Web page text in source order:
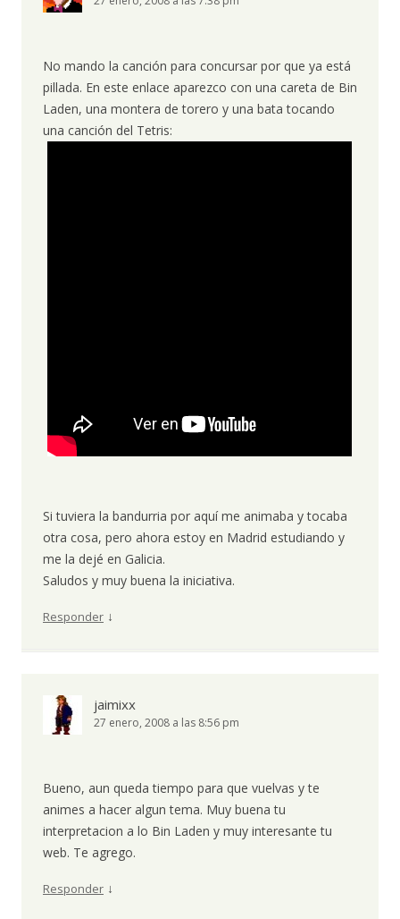
No mando la canción para concursar por que ya está
pillada. En este enlace aparezco con una careta de Bin
Laden, una montera de torero y una bata tocando
una canción del Tetris:
Si tuviera la bandurria por aquí me animaba y tocaba
otra cosa, pero ahora estoy en Madrid estudiando y
me la dejé en Galicia.
Saludos y muy buena la iniciativa.
Responder ↓
jaimixx
27 enero, 2008 a las 8:56 pm
Bueno, aun queda tiempo para que vuelvas y te
animes a hacer algun tema. Muy buena tu
interpretacion a lo Bin Laden y muy interesante tu
web. Te agrego.
Responder ↓